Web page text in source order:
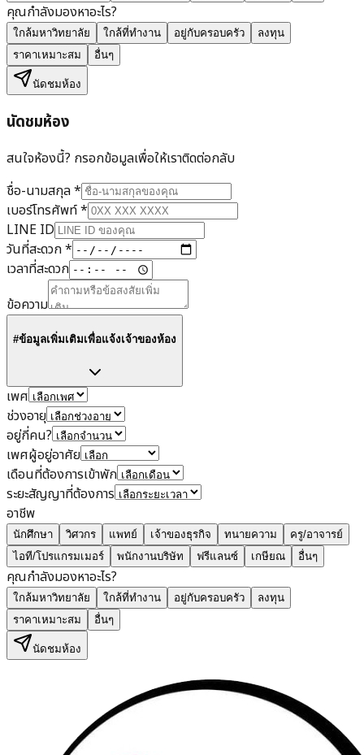
คุณกำลังมองหาอะไร?
ใกล้มหาวิทยาลัย ใกล้ที่ทำงาน อยู่กับครอบครัว
ลงทุน
ราคาเหมาะสม
อื่นๆ
นัดชมห้อง
นัดชมห้อง
สนใจห้องนี้? กรอกข้อมูลเพื่อให้เราติดต่อกลับ
ชื่อ-นามสกุล*
เบอร์โทรศัพท์*
LINE ID
วันที่สะดวก*
เวลาที่สะดวก
ข้อความ
#ข้อมูลเพิ่มเติมเพื่อแจ้งเจ้าของห้อง
เพศ
ช่วงอายุ
อยู่กี่คน?
เพศผู้อยู่อาศัย
เดือนที่ต้องการเข้าพัก
ระยะสัญญาที่ต้องการ
อาชีพ
นักศึกษา วิศวกร แพทย์ เจ้าของธุรกิจ ทนายความ
ครู/อาจารย์
ไอที/โปรแกรมเมอร์
พนักงานบริษัท ฟรีแลนซ์ เกษียณ อื่นๆ
คุณกำลังมองหาอะไร?
ใกล้มหาวิทยาลัย ใกล้ที่ทำงาน อยู่กับครอบครัว
ลงทุน
ราคาเหมาะสม
อื่นๆ
นัดชมห้อง